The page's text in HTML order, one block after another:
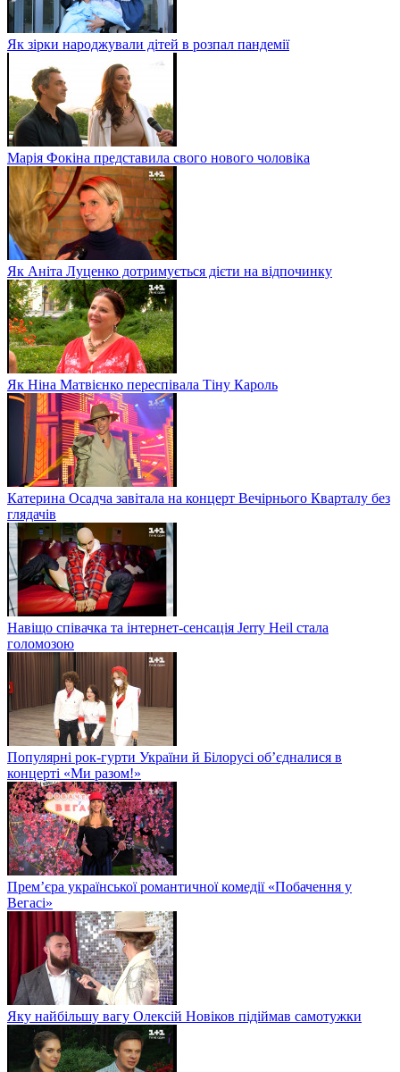
Як зірки народжували дітей в розпал пандемії
Марія Фокіна представила свого нового чоловіка
Як Аніта Луценко дотримується дієти на відпочинку
Як Ніна Матвієнко переспівала Тіну Кароль
Катерина Осадча завітала на концерт Вечірнього Кварталу без
глядачів
Навіщо співачка та інтернет-сенсація Jerry Heil стала
голомозою
Популярні рок-гурти України й Білорусі об’єдналися в
концерті «Ми разом!»
Прем’єра української романтичної комедії «Побачення у
Вегасі»
Яку найбільшу вагу Олексій Новіков підіймав самотужки